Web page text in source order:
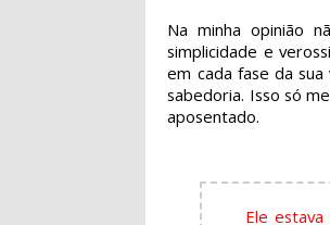
Na minha opinião
simplicidade e
em cada fase da sua
sabedoria. Isso só
aposentado.
Ele